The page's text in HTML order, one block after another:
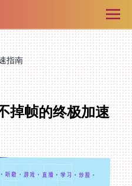
指南
掉帧的终极加速